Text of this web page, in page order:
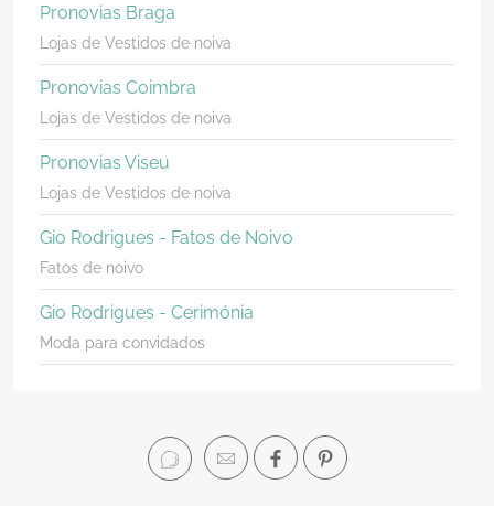
Pronovias Braga
Lojas de Vestidos de noiva
Pronovias Coimbra
Lojas de Vestidos de noiva
Pronovias Viseu
Lojas de Vestidos de noiva
Gio Rodrigues - Fatos de Noivo
Fatos de noivo
Gio Rodrigues - Cerimónia
Moda para convidados